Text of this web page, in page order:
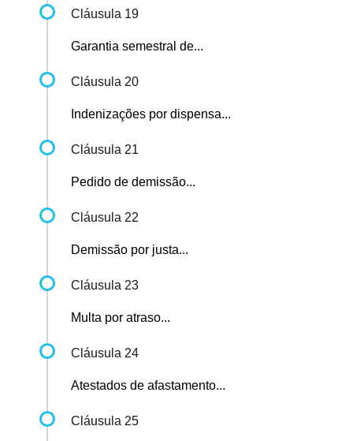
Cláusula 19
Garantia semestral de...
Cláusula 20
Indenizações por dispensa...
Cláusula 21
Pedido de demissão...
Cláusula 22
Demissão por justa...
Cláusula 23
Multa por atraso...
Cláusula 24
Atestados de afastamento...
Cláusula 25